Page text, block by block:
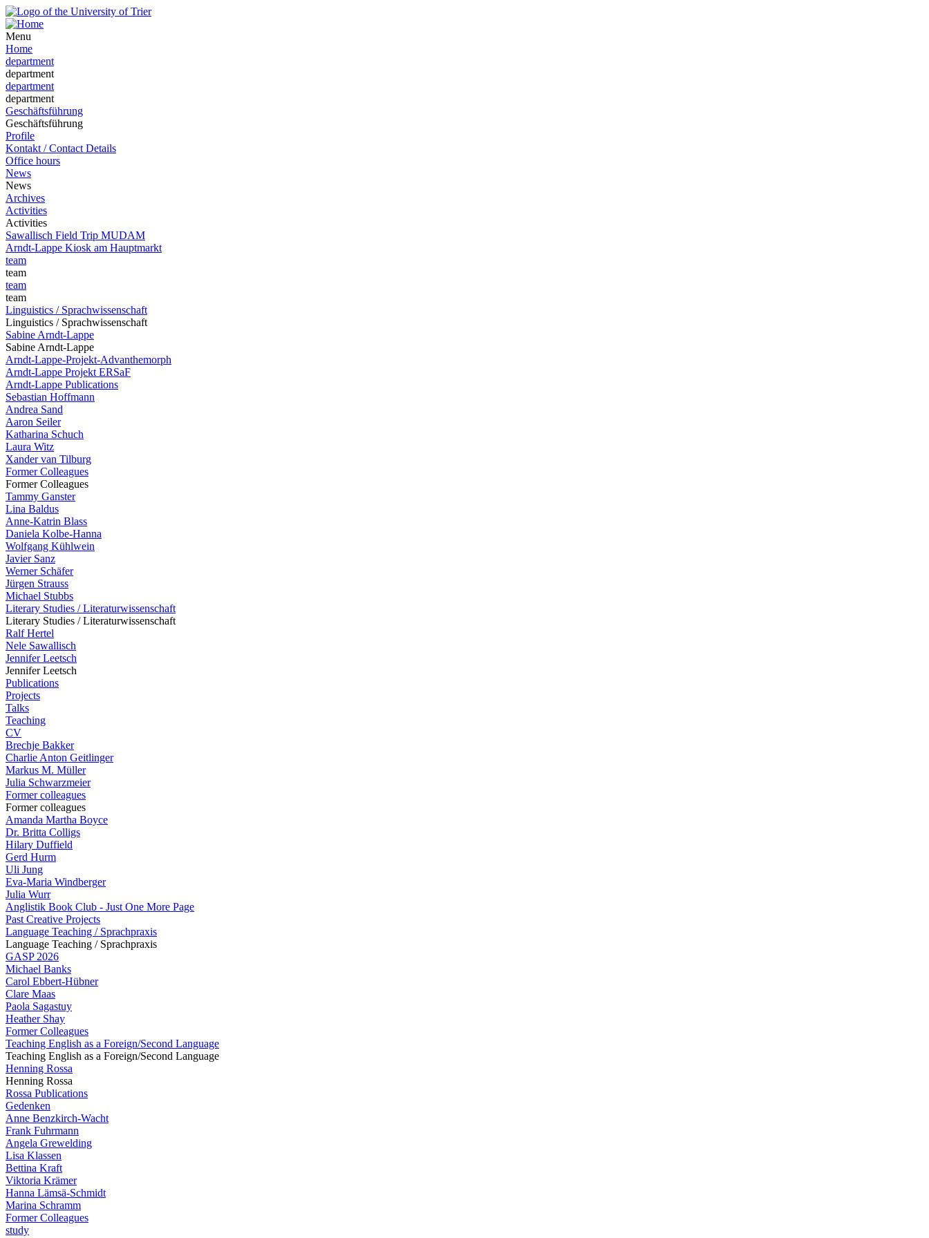
Menu
Home
department
department
department
department
Geschäftsführung
Geschäftsführung
Profile
Kontakt / Contact Details
Office hours
News
News
Archives
Activities
Activities
Sawallisch Field Trip MUDAM
Arndt-Lappe Kiosk am Hauptmarkt
team
team
team
team
Linguistics / Sprachwissenschaft
Linguistics / Sprachwissenschaft
Sabine Arndt-Lappe
Sabine Arndt-Lappe
Arndt-Lappe-Projekt-Advanthemorph
Arndt-Lappe Projekt ERSaF
Arndt-Lappe Publications
Sebastian Hoffmann
Andrea Sand
Aaron Seiler
Katharina Schuch
Laura Witz
Xander van Tilburg
Former Colleagues
Former Colleagues
Tammy Ganster
Lina Baldus
Anne-Katrin Blass
Daniela Kolbe-Hanna
Wolfgang Kühlwein
Javier Sanz
Werner Schäfer
Jürgen Strauss
Michael Stubbs
Literary Studies / Literaturwissenschaft
Literary Studies / Literaturwissenschaft
Ralf Hertel
Nele Sawallisch
Jennifer Leetsch
Jennifer Leetsch
Publications
Projects
Talks
Teaching
CV
Brechje Bakker
Charlie Anton Geitlinger
Markus M. Müller
Julia Schwarzmeier
Former colleagues
Former colleagues
Amanda Martha Boyce
Dr. Britta Colligs
Hilary Duffield
Gerd Hurm
Uli Jung
Eva-Maria Windberger
Julia Wurr
Anglistik Book Club - Just One More Page
Past Creative Projects
Language Teaching / Sprachpraxis
Language Teaching / Sprachpraxis
GASP 2026
Michael Banks
Carol Ebbert-Hübner
Clare Maas
Paola Sagastuy
Heather Shay
Former Colleagues
Teaching English as a Foreign/Second Language
Teaching English as a Foreign/Second Language
Henning Rossa
Henning Rossa
Rossa Publications
Gedenken
Anne Benzkirch-Wacht
Frank Fuhrmann
Angela Grewelding
Lisa Klassen
Bettina Kraft
Viktoria Krämer
Hanna Lämsä-Schmidt
Marina Schramm
Former Colleagues
study